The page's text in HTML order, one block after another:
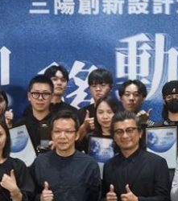
道歉 16:46
面曝
摔角 16:42